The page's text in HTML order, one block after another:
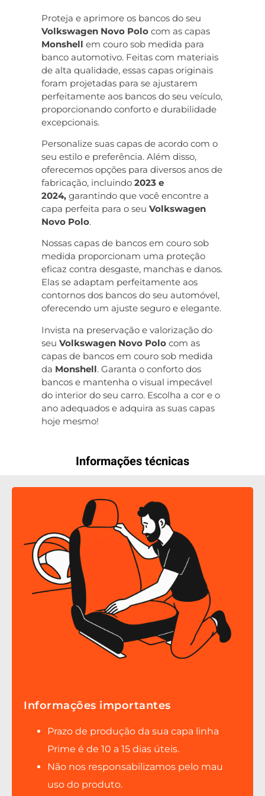
Informações técnicas
Proteja e aprimore os bancos do seu
Volkswagen Novo Polo com as capas
Monshell em couro sob medida para
banco automotivo. Feitas com materiais
de alta qualidade, essas capas originais
foram projetadas para se ajustarem
perfeitamente aos bancos do seu veículo,
proporcionando conforto e durabilidade
excepcionais.
Personalize suas capas de acordo com o
seu estilo e preferência. Além disso,
oferecemos opções para diversos anos de
fabricação, incluindo 2023 e
2024, garantindo que você encontre a
capa perfeita para o seu Volkswagen
Novo Polo.
Nossas capas de bancos em couro sob
medida proporcionam uma proteção
eficaz contra desgaste, manchas e danos.
Elas se adaptam perfeitamente aos
contornos dos bancos do seu automóvel,
oferecendo um ajuste seguro e elegante.
Invista na preservação e valorização do
seu Volkswagen Novo Polo com as
capas de bancos em couro sob medida
da Monshell. Garanta o conforto dos
bancos e mantenha o visual impecável
do interior do seu carro. Escolha a cor e o
ano adequados e adquira as suas capas
hoje mesmo!
Informações importantes
Prazo de produção da sua capa linha
Prime é de 10 a 15 dias úteis.
Não nos responsabilizamos pelo mau
uso do produto.